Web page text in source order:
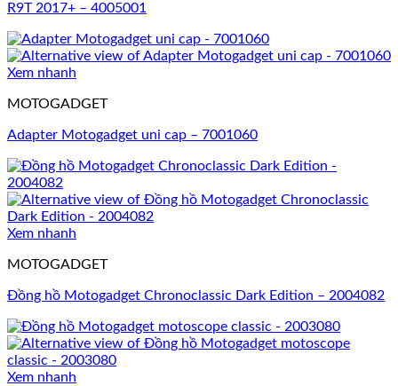
R9T 2017+ – 4005001
Xem nhanh
MOTOGADGET
Adapter Motogadget uni cap – 7001060
Xem nhanh
MOTOGADGET
Đồng hồ Motogadget Chronoclassic Dark Edition – 2004082
Xem nhanh